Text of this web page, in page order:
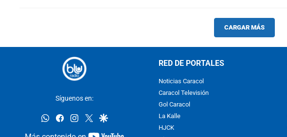
CARGAR MÁS
Síguenos en:
whatsappfacebookinstagram
twittergoogle
RED DE PORTALES
Noticias Caracol
Caracol Televisión
Gol Caracol
La Kalle
HJCK